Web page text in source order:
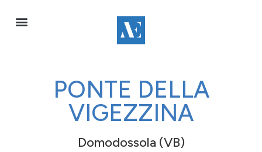
PONTE DELLA
VIGEZZINA
Domodossola (VB)